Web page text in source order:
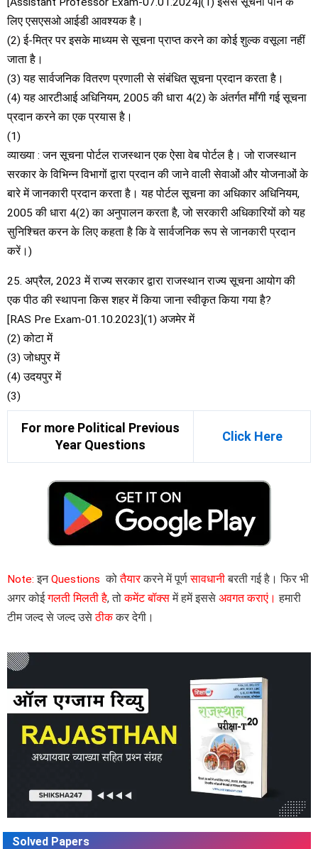
लिए एसएसओ आईडी आवश्यक है।
(2) ई-मित्र पर इसके माध्यम से सूचना प्राप्त करने का कोई शुल्क वसूला नहीं
जाता है।
(3) यह सार्वजनिक वितरण प्रणाली से संबंधित सूचना प्रदान करता है।
(4) यह आरटीआई अधिनियम, 2005 की धारा 4(2) के अंतर्गत माँगी गई सूचना
प्रदान करने का एक प्रयास है।
(1)
व्याख्या : जन सूचना पोर्टल राजस्थान एक ऐसा वेब पोर्टल है। जो राजस्थान
सरकार के विभिन्न विभागों द्वारा प्रदान की जाने वाली सेवाओं और योजनाओं के
बारे में जानकारी प्रदान करता है। यह पोर्टल सूचना का अधिकार अधिनियम,
2005 की धारा 4(2) का अनुपालन करता है, जो सरकारी अधिकारियों को यह
सुनिश्चित करन के लिए कहता है कि वे सार्वजनिक रूप से जानकारी प्रदान
करें।)
25. अप्रैल, 2023 में राज्य सरकार द्वारा राजस्थान राज्य सूचना आयोग की
एक पीठ की स्थापना किस शहर में किया जाना स्वीकृत किया गया है?
[RAS Pre Exam-01.10.2023](1) अजमेर में
(2) कोटा में
(3) जोधपुर में
(4) उदयपुर में
(3)
For more Political Previous
Year Questions
Click Here
Note: इनQuestions कोतैयारकरने में पूर्णसावधानीबरती गई है। फिर भी
अगर कोईगलती मिलती है, तोकमेंट बॉक्समें हमें इससे अवगत कराएं। हमारी
टीम जल्द से जल्द उसेठीककर देगी।
Solved Papers